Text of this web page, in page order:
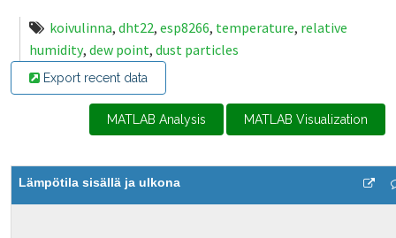
koivulinna, dht22, esp8266, temperature, relative
humidity, dew point, dust particles
Export recent data
MATLAB Analysis MATLAB Visualization
Lämpötila sisällä ja ulkona